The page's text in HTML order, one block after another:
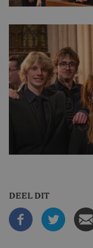
DEEL DIT